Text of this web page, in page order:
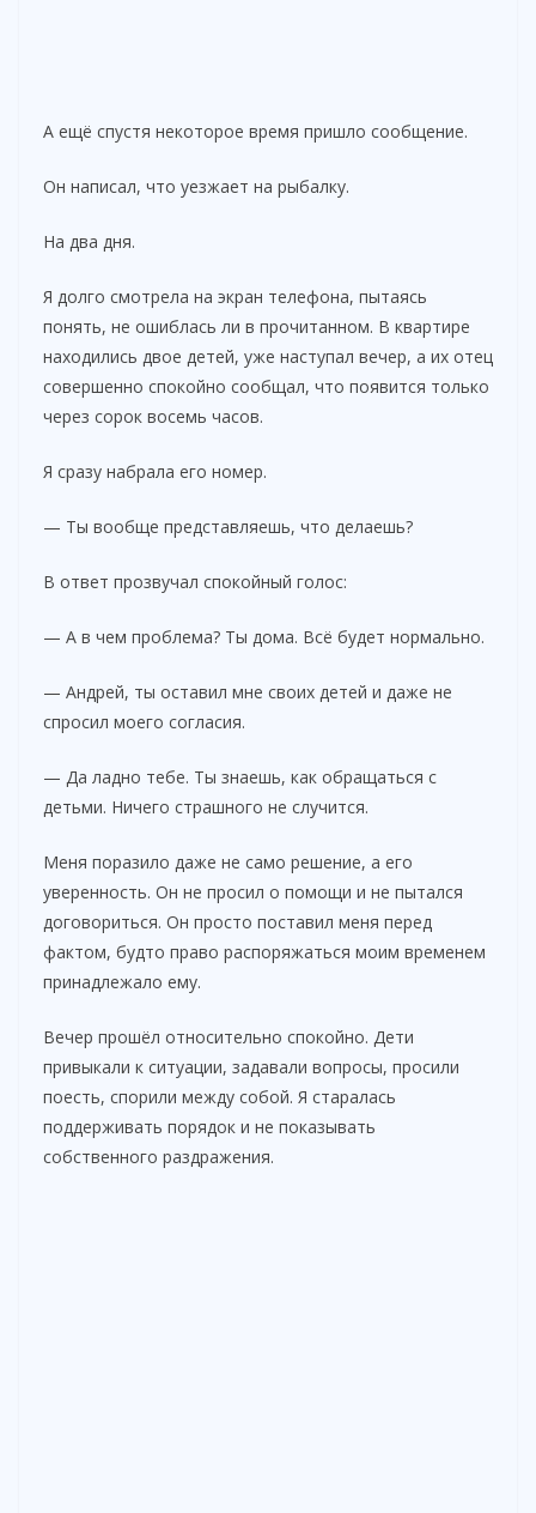
А ещё спустя некоторое время пришло сообщение.
Он написал, что уезжает на рыбалку.
На два дня.
Я долго смотрела на экран телефона, пытаясь
понять, не ошиблась ли в прочитанном. В квартире
находились двое детей, уже наступал вечер, а их отец
совершенно спокойно сообщал, что появится только
через сорок восемь часов.
Я сразу набрала его номер.
— Ты вообще представляешь, что делаешь?
В ответ прозвучал спокойный голос:
— А в чем проблема? Ты дома. Всё будет нормально.
— Андрей, ты оставил мне своих детей и даже не
спросил моего согласия.
— Да ладно тебе. Ты знаешь, как обращаться с
детьми. Ничего страшного не случится.
Меня поразило даже не само решение, а его
уверенность. Он не просил о помощи и не пытался
договориться. Он просто поставил меня перед
фактом, будто право распоряжаться моим временем
принадлежало ему.
Вечер прошёл относительно спокойно. Дети
привыкали к ситуации, задавали вопросы, просили
поесть, спорили между собой. Я старалась
поддерживать порядок и не показывать
собственного раздражения.